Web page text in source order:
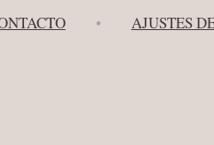
• AJUSTES